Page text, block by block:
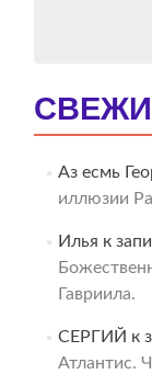
Аз есмь
иллюзии
Илья к
Гавриила.
СЕРГИЙ к
Атлантис.